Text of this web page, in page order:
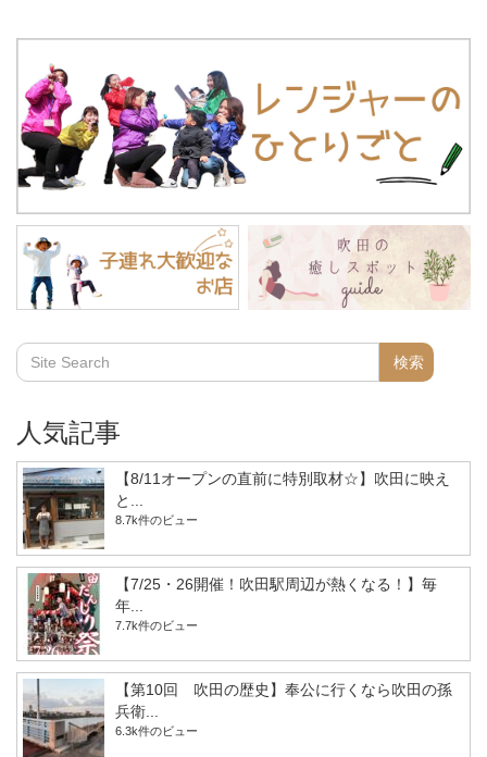
人気記事
【8/11オープンの直前に特別取材☆】吹田に映え
と...
8.7k件のビュー
【7/25・26開催！吹田駅周辺が熱くなる！】毎
年...
7.7k件のビュー
【第10回 吹田の歴史】奉公に行くなら吹田の孫
兵衛...
6.3k件のビュー